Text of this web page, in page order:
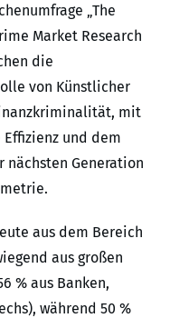
„The
Market Research
die
von Künstlicher
mit
und dem
nächsten Generation
aus dem Bereich
aus großen
% aus Banken,
während 50 %